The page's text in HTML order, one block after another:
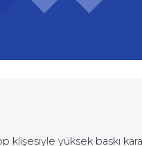
yüksek baskı